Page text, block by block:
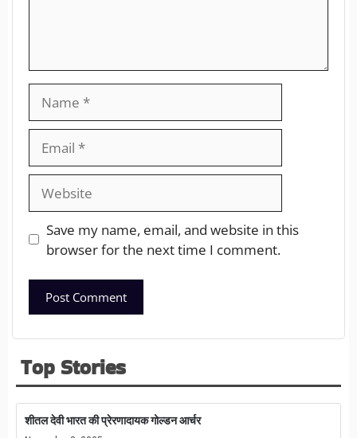
Save my name, email, and website in this
browser for the next time I comment.
Top Stories
शीतल देवी भारत की प्रेरणादायक गोल्डन आर्चर